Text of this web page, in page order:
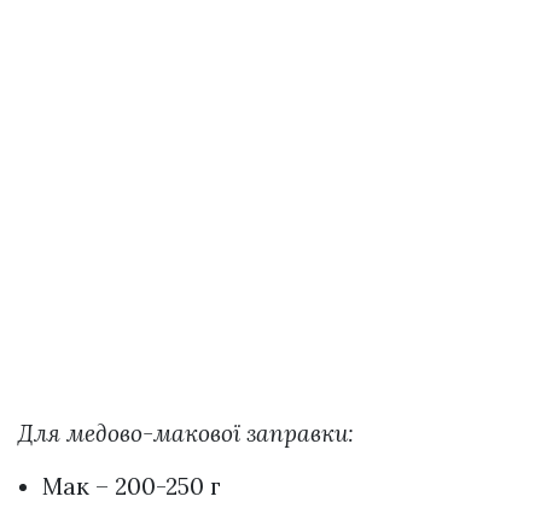
Для медово-макової заправки:
Мак – 200-250 г